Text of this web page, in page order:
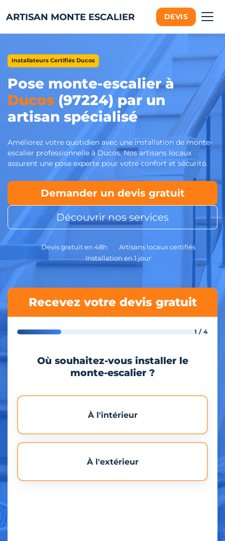
ARTISAN MONTE ESCALIER DEVIS
Installateurs Certifiés Ducos
Pose monte-escalier à
Ducos (97224) par un
artisan spécialisé
Améliorez votre quotidien avec une installation de monte-
escalier professionnelle à Ducos. Nos artisans locaux
assurent une pose experte pour votre confort et sécurité.
Demander un devis gratuit
Découvrir nos services
Devis gratuit en 48h
Artisans locaux certifiés
Installation en 1 jour
Recevez votre devis gratuit
1 / 4
Où souhaitez-vous installer le
monte-escalier ?
À l'intérieur
À l'extérieur